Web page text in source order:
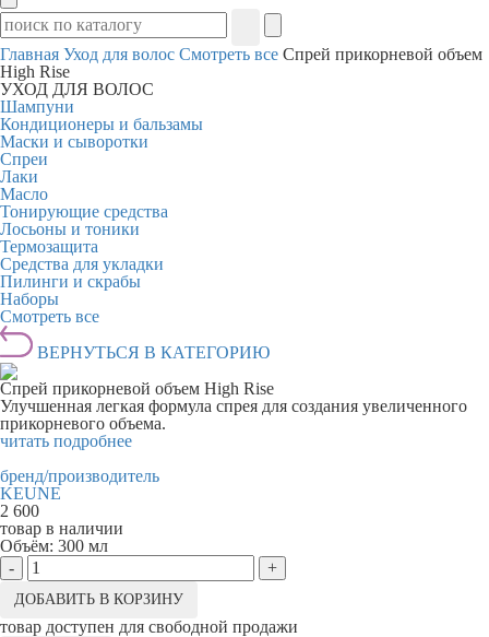
Главная Уход для волос Смотреть все Спрей прикорневой объем
High Rise
УХОД ДЛЯ ВОЛОС
Шампуни
Кондиционеры и бальзамы
Маски и сыворотки
Спреи
Лаки
Масло
Тонирующие средства
Лосьоны и тоники
Термозащита
Средства для укладки
Пилинги и скрабы
Наборы
Смотреть все
ВЕРНУТЬСЯ В КАТЕГОРИЮ
Спрей прикорневой объем High Rise
Улучшенная легкая формула спрея для создания увеличенного
прикорневого объема.
читать подробнее
бренд/производитель
KEUNE
2 600
товар в наличии
Объём: 300 мл
-
+
ДОБАВИТЬ В КОРЗИНУ
товар доступен для свободной продажи